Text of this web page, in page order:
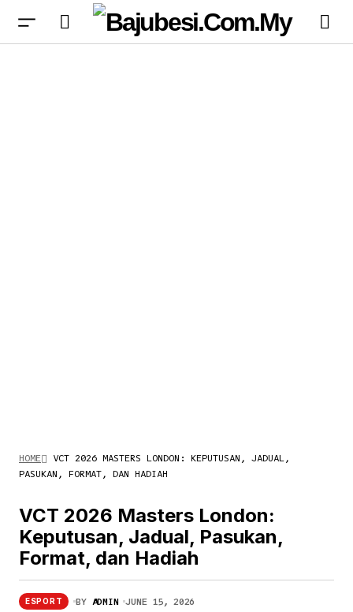
HOME
VCT 2026 MASTERS LONDON: KEPUTUSAN, JADUAL,
PASUKAN, FORMAT, DAN HADIAH
VCT 2026 Masters London:
Keputusan, Jadual, Pasukan,
Format, dan Hadiah
ESPORT BY ADMIN JUNE 15, 2026